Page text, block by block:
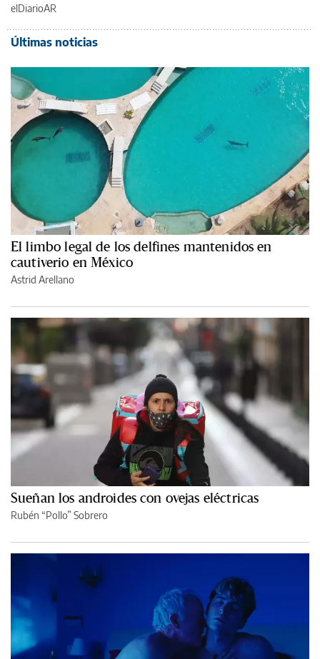
elDiarioAR
Últimas noticias
El limbo legal de los delfines mantenidos en
cautiverio en México
Astrid Arellano
Sueñan los androides con ovejas eléctricas
Rubén “Pollo” Sobrero